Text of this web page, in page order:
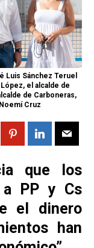
Luis Sánchez Teruel
el alcalde de
de Carboneras,
Cruz
que los
a PP y Cs
el dinero
han